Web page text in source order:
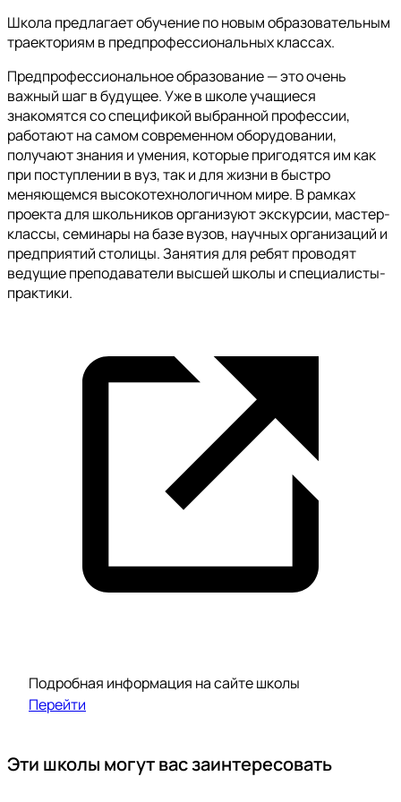
Школа предлагает обучение по новым образовательным
траекториям в предпрофессиональных классах.
Предпрофессиональное образование — это очень
важный шаг в будущее. Уже в школе учащиеся
знакомятся со спецификой выбранной профессии,
работают на самом современном оборудовании,
получают знания и умения, которые пригодятся им как
при поступлении в вуз, так и для жизни в быстро
меняющемся высокотехнологичном мире. В рамках
проекта для школьников организуют экскурсии, мастер-
классы, семинары на базе вузов, научных организаций и
предприятий столицы. Занятия для ребят проводят
ведущие преподаватели высшей школы и специалисты-
практики.
Подробная информация на сайте школы
Перейти
Эти школы могут вас заинтересовать